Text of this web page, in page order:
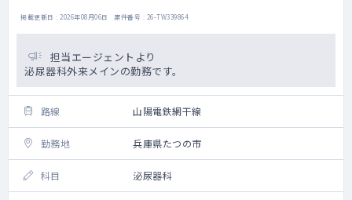
掲載更新日 : 2026年08月06日 案件番号 : 26-TW339864
担当エージェントより
泌尿器科外来メインの勤務です。
路線 山陽電鉄網干線
勤務地 兵庫県たつの市
科目 泌尿器科